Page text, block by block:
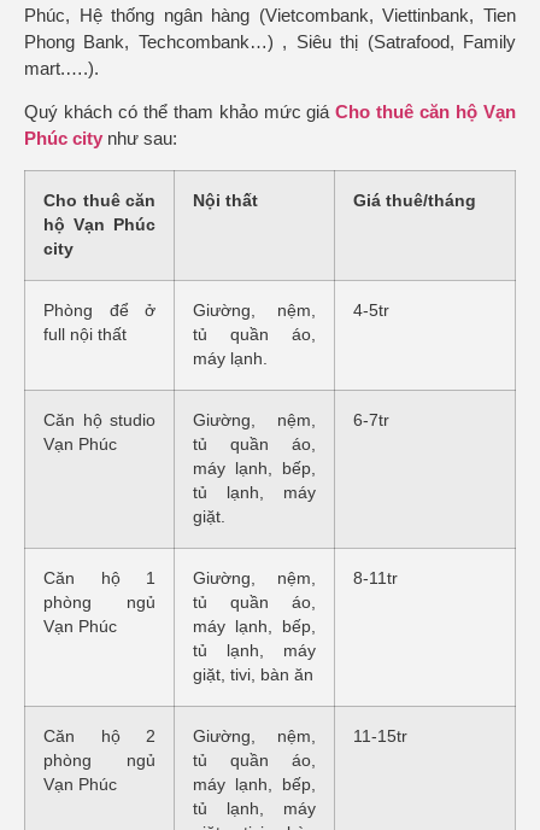
Phúc, Hệ thống ngân hàng (Vietcombank, Viettinbank, Tien
Phong Bank, Techcombank…) , Siêu thị (Satrafood, Family
mart.….).
Quý khách có thể tham khảo mức giáCho thuê căn hộ Vạn
Phúc city như sau:
Cho thuê căn
hộ Vạn Phúc
city
Nội thất Giá thuê/tháng
Phòng để ở
full nội thất
Giường, nệm,
tủ quần áo,
máy lạnh.
4-5tr
Căn hộ studio
Vạn Phúc
Giường, nệm,
tủ quần áo,
máy lạnh, bếp,
tủ lạnh, máy
giặt.
6-7tr
Căn hộ 1
phòng ngủ
Vạn Phúc
Giường, nệm,
tủ quần áo,
máy lạnh, bếp,
tủ lạnh, máy
giặt, tivi, bàn ăn
8-11tr
Căn hộ 2
phòng ngủ
Vạn Phúc
Giường, nệm,
tủ quần áo,
máy lạnh, bếp,
tủ lạnh, máy
11-15tr